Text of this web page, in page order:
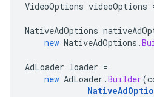
VideoOptions videoOptions
NativeAdOptions
new NativeAdOptions .
AdLoader loader =
new AdLoader .Builder(